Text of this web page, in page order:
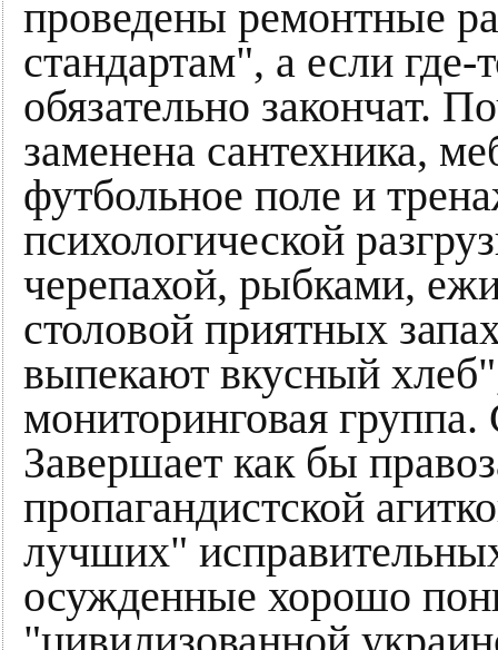
проведены ремонтные
стандартам", а если где-
обязательно закончат.
заменена сантехника,
футбольное поле и
психологической
черепахой, рыбками,
столовой приятных
выпекают вкусный
мониторинговая
Завершает как бы
пропагандистской
лучших"
осужденные хорошо